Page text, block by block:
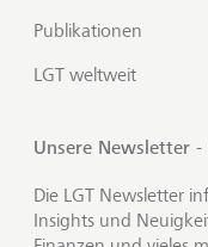
Publikationen
LGT weltweit
Unsere Newsletter
Die LGT Newsletter
Insights und